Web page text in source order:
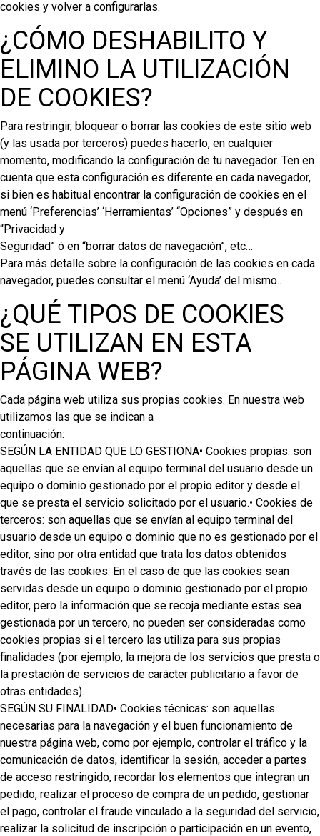
cookies y volver a configurarlas.
¿CÓMO DESHABILITO Y
ELIMINO LA UTILIZACIÓN
DE COOKIES?
Para restringir, bloquear o borrar las cookies de este sitio web
(y las usada por terceros) puedes hacerlo, en cualquier
momento, modificando la configuración de tu navegador. Ten en
cuenta que esta configuración es diferente en cada navegador,
si bien es habitual encontrar la configuración de cookies en el
menú ‘Preferencias’ ‘Herramientas’ “Opciones” y después en
“Privacidad y
Seguridad” ó en “borrar datos de navegación”, etc…
Para más detalle sobre la configuración de las cookies en cada
navegador, puedes consultar el menú ‘Ayuda’ del mismo..
¿QUÉ TIPOS DE COOKIES
SE UTILIZAN EN ESTA
PÁGINA WEB?
Cada página web utiliza sus propias cookies. En nuestra web
utilizamos las que se indican a
continuación:
SEGÚN LA ENTIDAD QUE LO GESTIONA• Cookies propias: son
aquellas que se envían al equipo terminal del usuario desde un
equipo o dominio gestionado por el propio editor y desde el
que se presta el servicio solicitado por el usuario.• Cookies de
terceros: son aquellas que se envían al equipo terminal del
usuario desde un equipo o dominio que no es gestionado por el
editor, sino por otra entidad que trata los datos obtenidos
través de las cookies. En el caso de que las cookies sean
servidas desde un equipo o dominio gestionado por el propio
editor, pero la información que se recoja mediante estas sea
gestionada por un tercero, no pueden ser consideradas como
cookies propias si el tercero las utiliza para sus propias
finalidades (por ejemplo, la mejora de los servicios que presta o
la prestación de servicios de carácter publicitario a favor de
otras entidades).
SEGÚN SU FINALIDAD• Cookies técnicas: son aquellas
necesarias para la navegación y el buen funcionamiento de
nuestra página web, como por ejemplo, controlar el tráfico y la
comunicación de datos, identificar la sesión, acceder a partes
de acceso restringido, recordar los elementos que integran un
pedido, realizar el proceso de compra de un pedido, gestionar
el pago, controlar el fraude vinculado a la seguridad del servicio,
realizar la solicitud de inscripción o participación en un evento,